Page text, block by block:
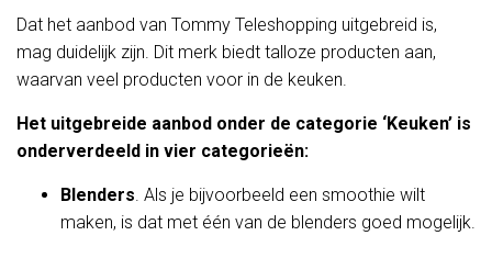
Dat het aanbod van Tommy Teleshopping uitgebreid is,
mag duidelijk zijn. Dit merk biedt talloze producten aan,
waarvan veel producten voor in de keuken.
Het uitgebreide aanbod onder de categorie ‘Keuken’ is
onderverdeeld in vier categorieën:
Blenders. Als je bijvoorbeeld een smoothie wilt
maken, is dat met één van de blenders goed mogelijk.